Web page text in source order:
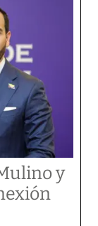
y